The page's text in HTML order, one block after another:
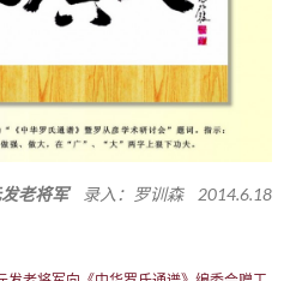
老将军录入：罗训森 2014.6.18